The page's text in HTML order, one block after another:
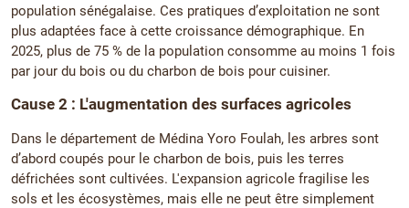
population sénégalaise. Ces pratiques d’exploitation ne sont
plus adaptées face à cette croissance démographique. En
2025, plus de 75 % de la population consomme au moins 1 fois
par jour du bois ou du charbon de bois pour cuisiner.
Cause 2 : L'augmentation des surfaces agricoles
Dans le département de Médina Yoro Foulah, les arbres sont
d’abord coupés pour le charbon de bois, puis les terres
défrichées sont cultivées. L'expansion agricole fragilise les
sols et les écosystèmes, mais elle ne peut être simplement